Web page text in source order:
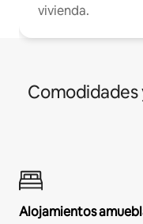
vivienda.
Comodidades
Alojamientos